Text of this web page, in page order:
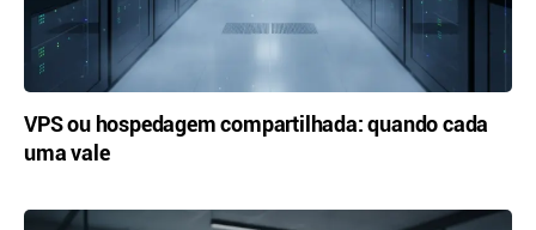
VPS ou hospedagem compartilhada: quando cada
uma vale